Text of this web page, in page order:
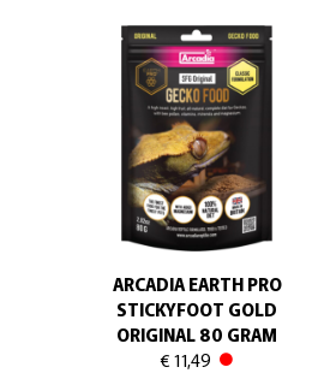
ARCADIA EARTH PRO
STICKYFOOT GOLD
ORIGINAL 80 GRAM
€ 11,49